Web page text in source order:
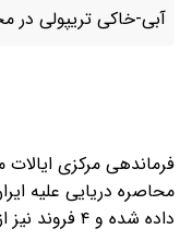
آبی-خاکی تریپولی در
فرماندهی مرکزی ایالات
داده شده و ۴ فروند نیز از کار انداخته شده است.